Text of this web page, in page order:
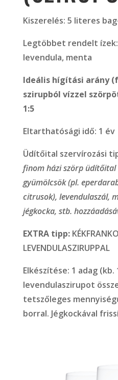
Kiszerelés: 5 literes
Legtöbbet rendelt
levendula, menta
Ideális hígítási arány
szirupból vízzel
1:5
Eltarthatósági idő: 1 év
Üdítőital szervírozási
finom házi szörp üdítőital
gyümölcsök (pl.
citrusok), levendulaszál,
jégkocka, stb.
EXTRA tipp:
LEVENDULASZIRUPPAL
Elkészítése: 1 adag (kb.
levendulaszirupot
tetszőleges
borral. Jégkockával